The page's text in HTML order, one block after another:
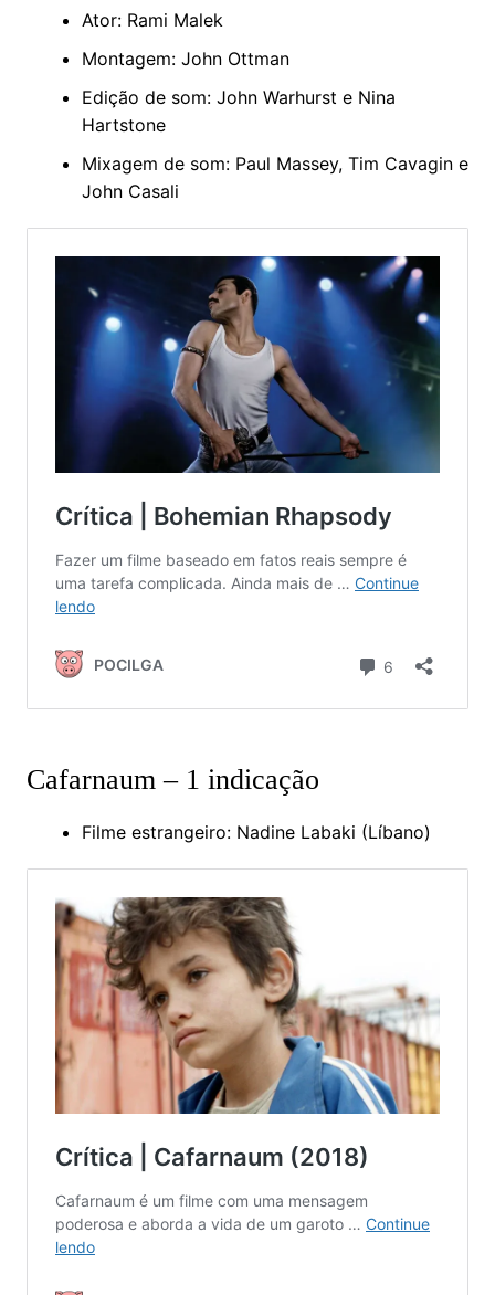
Ator: Rami Malek
Montagem: John Ottman
Edição de som: John Warhurst e Nina
Hartstone
Mixagem de som: Paul Massey, Tim Cavagin e
John Casali
Cafarnaum – 1 indicação
Filme estrangeiro: Nadine Labaki (Líbano)